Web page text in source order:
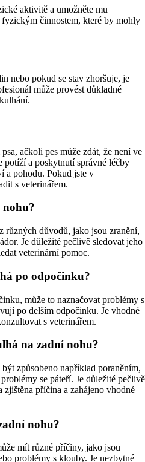
aktivitě a umožněte mu
činnostem, které by mohly
nebo pokud se stav zhoršuje, je
může provést důkladné
ačkoli pes může zdát, že není ve
potíží a poskytnutí správné léčby
a pohodu. Pokud jste v
s veterinářem.
nohu?
různých důvodů, jako jsou zranění,
Je důležité pečlivě sledovat jeho
veterinární pomoc.
po odpočinku?
může to naznačovat problémy s
po delším odpočinku. Je vhodné
s veterinářem.
na zadní nohu?
způsobeno například poraněním,
se páteří. Je důležité pečlivě
příčina a zahájeno vhodné
nohu?
mít různé příčiny, jako jsou
problémy s klouby. Je nezbytné